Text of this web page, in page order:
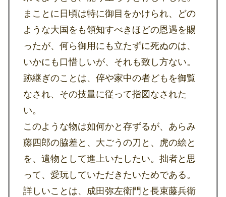
まことに日頃は特に御目をかけられ、どの
ような大国をも領知すべきほどの恩遇を賜
ったが、何ら御用にも立たずに死ぬのは、
いかにも口惜しいが、それも致し方ない。
跡継ぎのことは、倅や家中の者どもを御覧
なされ、その技量に従って指図なされた
い。
このような物は如何かと存ずるが、あらみ
藤四郎の脇差と、大ごうの刀と、虎の絵と
を、遺物として進上いたしたい。拙者と思
って、愛玩していただきたいためである。
詳しいことは、成田弥左衛門と長束藤兵衛